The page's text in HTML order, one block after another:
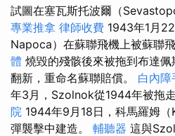
試圖在塞瓦斯托波爾（
專業推拿 律師收費 1943年1月
Napoca）在蘇聯飛機上被蘇聯
體 燒毀的殘骸後來被拖到布達
翻新，重命名蘇聯賠償。 白內障
年3月，Szolnok從1944年被拖
院 1944年9月18日，科馬羅姆
彈襲擊中建造。 輔聽器 這與